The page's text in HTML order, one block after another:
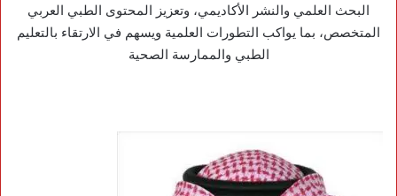
البحث العلمي والنشر الأكاديمي، وتعزيز المحتوى الطبي العربي
المتخصص، بما يواكب التطورات العلمية ويسهم في الارتقاء بالتعليم
الطبي والممارسة الصحية